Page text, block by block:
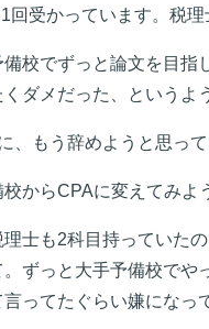
受かっています。税理
備校でずっと論文を目
ダメだった、というよ
、もう辞めようと思っ
からCPAに変えてみよ
士も2科目持っていた
ずっと大手予備校で
ってたぐらい嫌になっ